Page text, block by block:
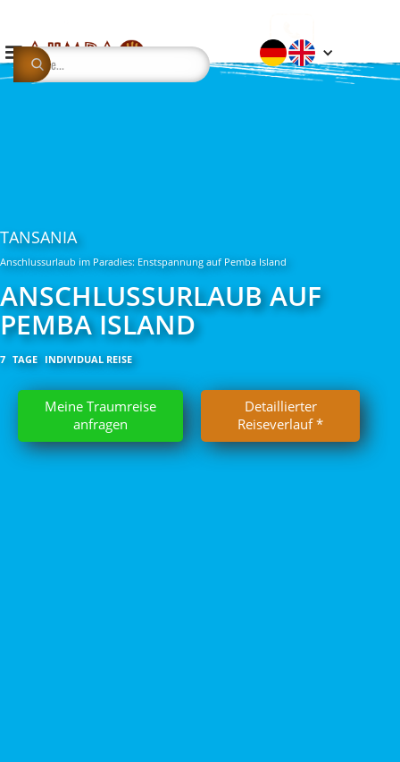
TANSANIA
Anschlussurlaub im Paradies: Enstspannung auf Pemba Island
ANSCHLUSSURLAUB AUF
PEMBA ISLAND
7 TAGE INDIVIDUAL REISE
Meine Traumreise
anfragen
Detaillierter
Reiseverlauf *